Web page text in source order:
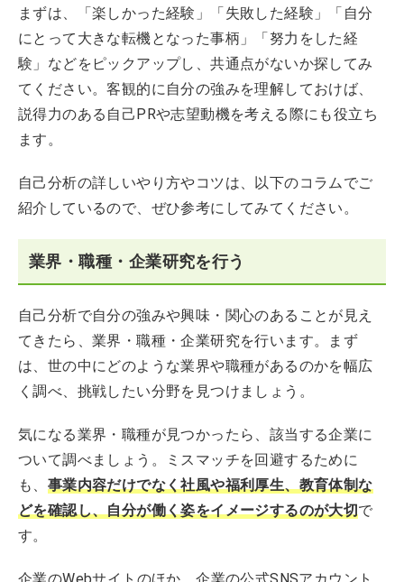
まずは、「楽しかった経験」「失敗した経験」「自分
にとって大きな転機となった事柄」「努力をした経
験」などをピックアップし、共通点がないか探してみ
てください。客観的に自分の強みを理解しておけば、
説得力のある自己PRや志望動機を考える際にも役立ち
ます。
自己分析の詳しいやり方やコツは、以下のコラムでご
紹介しているので、ぜひ参考にしてみてください。
業界・職種・企業研究を行う
自己分析で自分の強みや興味・関心のあることが見え
てきたら、業界・職種・企業研究を行います。まず
は、世の中にどのような業界や職種があるのかを幅広
く調べ、挑戦したい分野を見つけましょう。
気になる業界・職種が見つかったら、該当する企業に
ついて調べましょう。ミスマッチを回避するために
も、 事業内容だけでなく社風や福利厚生、教育体制な
どを確認し、自分が働く姿をイメージするのが大切で
す。